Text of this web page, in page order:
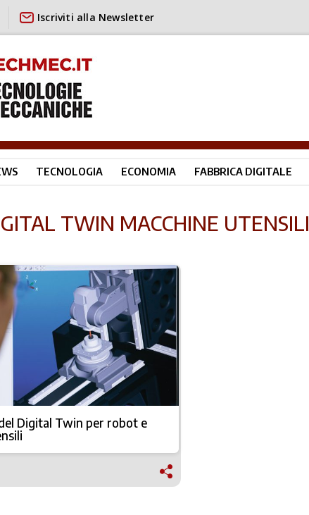
Iscriviti alla Newsletter
TECNOLOGIA ECONOMIA FABBRICA DIGITALE
TWIN MACCHINE UTENSILI
Digital Twin per robot e